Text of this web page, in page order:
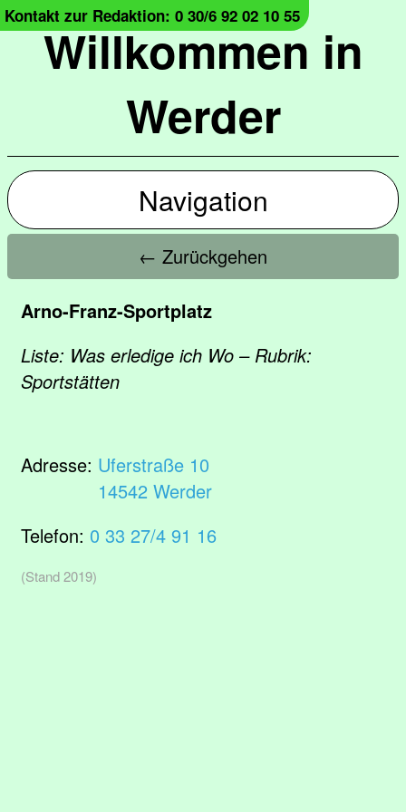
Willkommen in
Werder
Kontakt zur Redaktion: 0 30/6 92 02 10 55
Navigation
← Zurückgehen
Arno-Franz-Sportplatz
Liste: Was erledige ich Wo – Rubrik:
Sportstätten
Adresse: Uferstraße 10
14542 Werder
Telefon: 0 33 27/4 91 16
(Stand 2019)